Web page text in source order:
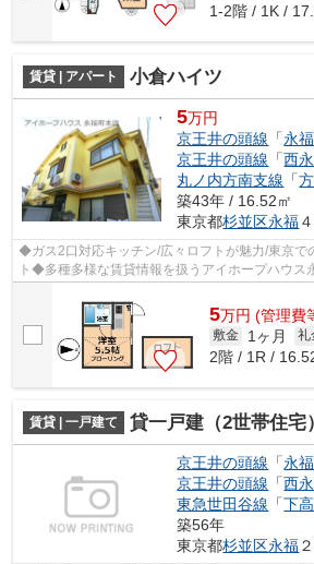
1-2階 / 1K /
賃貸 | アパート 小倉ハイツ
5万円
京王井の頭線 「永
京王井の頭線 「西
丸ノ内方南支線 「
築43年 / 16.52㎡
東京都杉並区永福
◆ガス2口対応キッチン/広々ロフトが魅力/東京で
ト◆多種多様な賃貸情報を扱うアイホープハウス
5万円 (管理費
敷金 1ヶ月 礼
2階 / 1R /
賃貸 | 一戸建て 貸一戸建（2世帯住宅
京王井の頭線 「永
京王井の頭線 「西
東急世田谷線 「下
築56年
東京都杉並区永福